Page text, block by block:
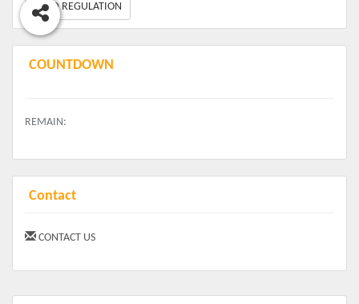
READ REGULATION
COUNTDOWN
REMAIN:
Contact
CONTACT US